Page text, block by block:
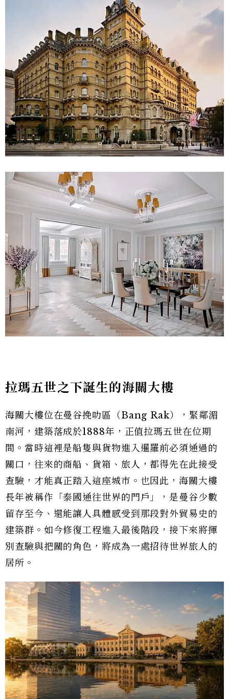
拉瑪五世之下誕生的海關大樓
海關大樓位在曼谷挽叻區（Bang Rak），緊鄰湄
南河，建築落成於1888年，正值拉瑪五世在位期
間。當時這裡是船隻與貨物進入暹羅前必須通過的
關口，往來的商船、貨箱、旅人，都得先在此接受
查驗，才能真正踏入這座城市。也因此，海關大樓
長年被稱作「泰國通往世界的門戶」，是曼谷少數
留存至今、還能讓人具體感受到那段對外貿易史的
建築群。如今修復工程進入最後階段，接下來將揮
別查驗與把關的角色，將成為一處招待世界旅人的
居所。